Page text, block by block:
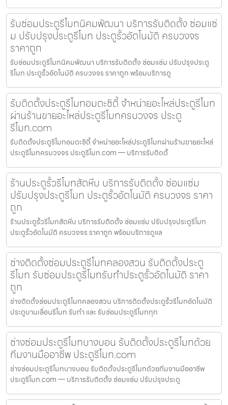
รับซ่อมประตูรีโมทนิคมพัฒนา บริการรับติดตั้ง ซ่อมแซ่
ม ปรับปรุงประตูรีโมท ประตูรั้วอัตโนมัติ ครบวงจร
ราคาถูก
รับซ่อมประตูรีโมทนิคมพัฒนา บริการรับติดตั้ง ซ่อมแซ่ม ปรับปรุงประตู
รีโมท ประตูรั้วอัตโนมัติ ครบวงจร ราคาถูก พร้อมบริการดู
รับติดตั้งประตูรีโมทอมตะซิตี้ จำหน่ายอะไหล่ประตูรีโมท
ผ่านร้านขายอะไหล่ประตูรีโมทครบวงจร ประตู
รีโมท.com
รับติดตั้งประตูรีโมทอมตะซิตี้ จำหน่ายอะไหล่ประตูรีโมทผ่านร้านขายอะไหล่
ประตูรีโมทครบวงจร ประตูรีโมท.com — บริการรับติดตั้
ร้านประตูรั้วรีโมทสัตหีบ บริการรับติดตั้ง ซ่อมแซ่ม
ปรับปรุงประตูรีโมท ประตูรั้วอัตโนมัติ ครบวงจร ราคา
ถูก
ร้านประตูรั้วรีโมทสัตหีบ บริการรับติดตั้ง ซ่อมแซ่ม ปรับปรุงประตูรีโมท
ประตูรั้วอัตโนมัติ ครบวงจร ราคาถูก พร้อมบริการดูแล
ช่างติดตั้งซ่อมประตูรีโมทคลองสวน รับติดตั้งประตู
รีโมท รับซ่อมประตูรีโมทรับทำประตูรั้วอัตโนมัติ ราคา
ถูก
ช่างติดตั้งซ่อมประตูรีโมทคลองสวน บริการติดตั้งประตูรั้วรีโมทอัตโนมัติ
ประตูบานเลื่อนรีโมท รับทำ และ รับซ่อมประตูรีโมททุก
ช่างซ่อมประตูรีโมทบางบอน รับติดตั้งประตูรีโมทด้วย
ทีมงานมืออาชีพ ประตูรีโมท.com
ช่างซ่อมประตูรีโมทบางบอน รับติดตั้งประตูรีโมทด้วยทีมงานมืออาชีพ
ประตูรีโมท.com — บริการรับติดตั้ง ซ่อมแซ่ม ปรับปรุงประตู